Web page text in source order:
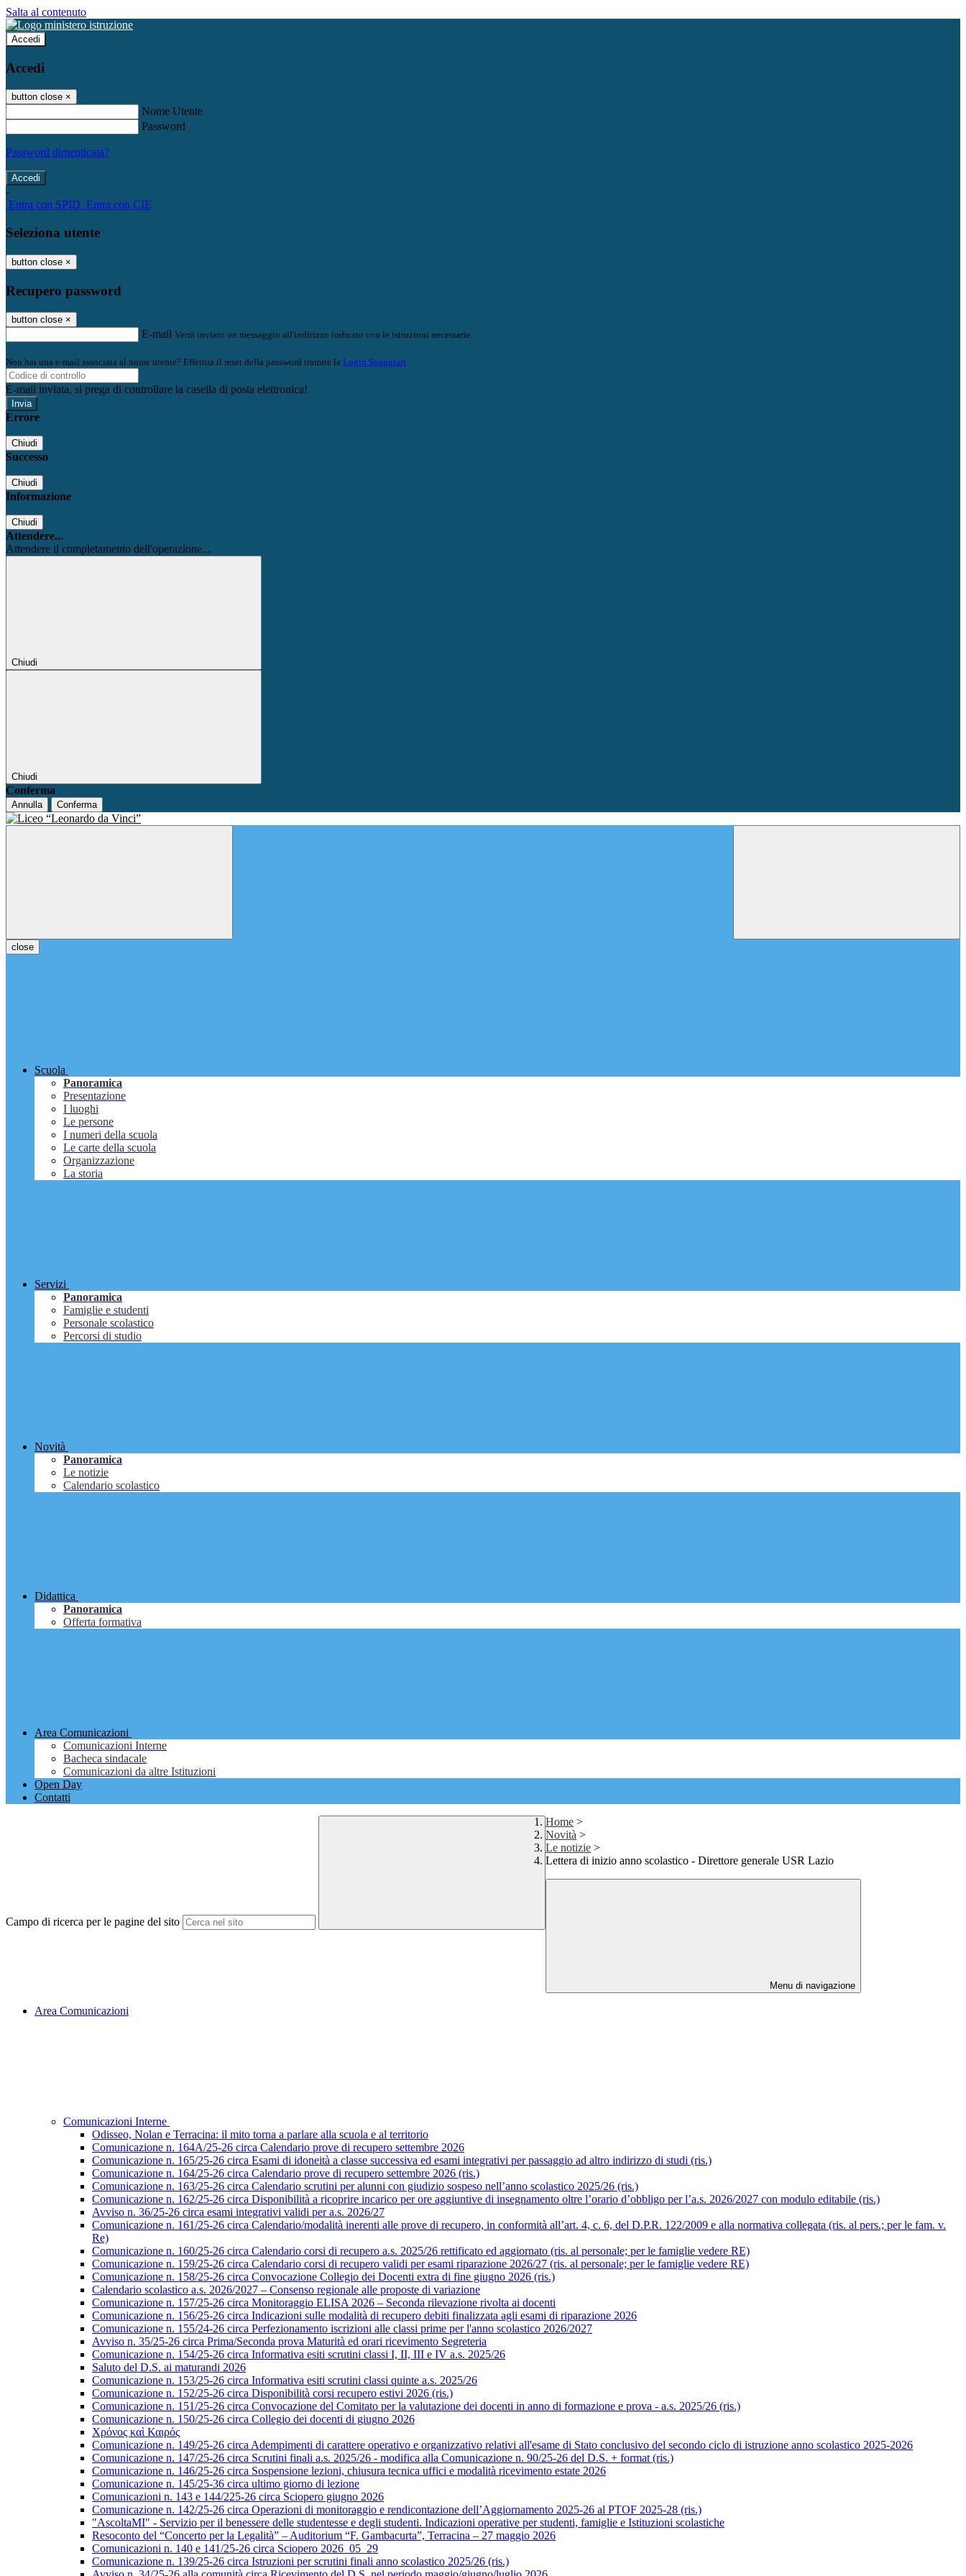
Salta al contenuto
Accedi
Accedi
button close ×
Nome Utente
Password
Password dimenticata?
-
Entra con SPID Entra con CIE
Seleziona utente
button close ×
Recupero password
button close ×
E-mail Verrà inviato un messaggio all'indirizzo indicato con le istruzioni necessarie.
Non hai una e-mail associata al nome utente? Effettua il reset della password tramite la Login Spaggiari
E-mail inviata, si prega di controllare la casella di posta elettronica!
Errore
Chiudi
Successo
Chiudi
Informazione
Chiudi
Attendere...
Attendere il completamento dell'operazione...
Chiudi
Chiudi
Conferma
Annulla Conferma
close
Scuola
Panoramica
Presentazione
I luoghi
Le persone
I numeri della scuola
Le carte della scuola
Organizzazione
La storia
Servizi
Panoramica
Famiglie e studenti
Personale scolastico
Percorsi di studio
Novità
Panoramica
Le notizie
Calendario scolastico
Didattica
Panoramica
Offerta formativa
Area Comunicazioni
Comunicazioni Interne
Bacheca sindacale
Comunicazioni da altre Istituzioni
Open Day
Contatti
Campo di ricerca per le pagine del sito
Home >
Novità >
Le notizie >
Lettera di inizio anno scolastico - Direttore generale USR Lazio
Menu di navigazione
Area Comunicazioni
Comunicazioni Interne
Odisseo, Nolan e Terracina: il mito torna a parlare alla scuola e al territorio
Comunicazione n. 164A/25-26 circa Calendario prove di recupero settembre 2026
Comunicazione n. 165/25-26 circa Esami di idoneità a classe successiva ed esami integrativi per passaggio ad altro indirizzo di studi (ris.)
Comunicazione n. 164/25-26 circa Calendario prove di recupero settembre 2026 (ris.)
Comunicazione n. 163/25-26 circa Calendario scrutini per alunni con giudizio sospeso nell’anno scolastico 2025/26 (ris.)
Comunicazione n. 162/25-26 circa Disponibilità a ricoprire incarico per ore aggiuntive di insegnamento oltre l’orario d’obbligo per l’a.s. 2026/2027 con modulo editabile (ris.)
Avviso n. 36/25-26 circa esami integrativi validi per a.s. 2026/27
Comunicazione n. 161/25-26 circa Calendario/modalità inerenti alle prove di recupero, in conformità all’art. 4, c. 6, del D.P.R. 122/2009 e alla normativa collegata (ris. al pers.; per le fam. v.
Re)
Comunicazione n. 160/25-26 circa Calendario corsi di recupero a.s. 2025/26 rettificato ed aggiornato (ris. al personale; per le famiglie vedere RE)
Comunicazione n. 159/25-26 circa Calendario corsi di recupero validi per esami riparazione 2026/27 (ris. al personale; per le famiglie vedere RE)
Comunicazione n. 158/25-26 circa Convocazione Collegio dei Docenti extra di fine giugno 2026 (ris.)
Calendario scolastico a.s. 2026/2027 – Consenso regionale alle proposte di variazione
Comunicazione n. 157/25-26 circa Monitoraggio ELISA 2026 – Seconda rilevazione rivolta ai docenti
Comunicazione n. 156/25-26 circa Indicazioni sulle modalità di recupero debiti finalizzata agli esami di riparazione 2026
Comunicazione n. 155/24-26 circa Perfezionamento iscrizioni alle classi prime per l'anno scolastico 2026/2027
Avviso n. 35/25-26 circa Prima/Seconda prova Maturità ed orari ricevimento Segreteria
Comunicazione n. 154/25-26 circa Informativa esiti scrutini classi I, II, III e IV a.s. 2025/26
Saluto del D.S. ai maturandi 2026
Comunicazione n. 153/25-26 circa Informativa esiti scrutini classi quinte a.s. 2025/26
Comunicazione n. 152/25-26 circa Disponibilità corsi recupero estivi 2026 (ris.)
Comunicazione n. 151/25-26 circa Convocazione del Comitato per la valutazione dei docenti in anno di formazione e prova - a.s. 2025/26 (ris.)
Comunicazione n. 150/25-26 circa Collegio dei docenti di giugno 2026
Χρόνος καὶ Καιρός
Comunicazione n. 149/25-26 circa Adempimenti di carattere operativo e organizzativo relativi all'esame di Stato conclusivo del secondo ciclo di istruzione anno scolastico 2025-2026
Comunicazione n. 147/25-26 circa Scrutini finali a.s. 2025/26 - modifica alla Comunicazione n. 90/25-26 del D.S. + format (ris.)
Comunicazione n. 146/25-26 circa Sospensione lezioni, chiusura tecnica uffici e modalità ricevimento estate 2026
Comunicazione n. 145/25-36 circa ultimo giorno di lezione
Comunicazioni n. 143 e 144/225-26 circa Sciopero giugno 2026
Comunicazione n. 142/25-26 circa Operazioni di monitoraggio e rendicontazione dell’Aggiornamento 2025-26 al PTOF 2025-28 (ris.)
"AscoltaMI" - Servizio per il benessere delle studentesse e degli studenti. Indicazioni operative per studenti, famiglie e Istituzioni scolastiche
Resoconto del “Concerto per la Legalità” – Auditorium “F. Gambacurta”, Terracina – 27 maggio 2026
Comunicazioni n. 140 e 141/25-26 circa Sciopero 2026_05_29
Comunicazione n. 139/25-26 circa Istruzioni per scrutini finali anno scolastico 2025/26 (ris.)